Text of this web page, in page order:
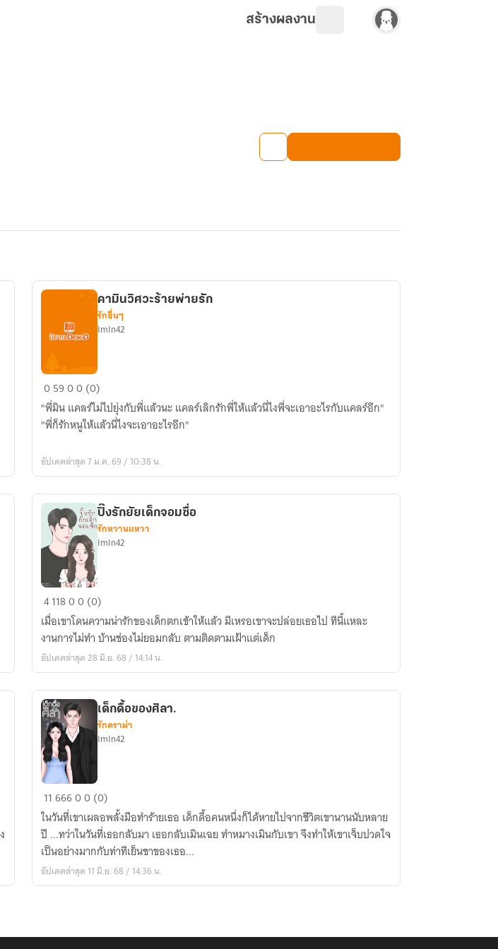
สร้างผลงาน
คา
มิ
นวิ
ศวะ
พ่าย
คามินวิศวะร้ายพ่ายรัก
รักอื่นๆ
ImIn42
05900 (0)
"พี่มิน แคลร์ไม่ไปยุ่งกับพี่แล้วนะ แคลร์เลิกรักพี่ให้แล้วนี่ไงพี่จะเอาอะไรกับแคลร์อีก"
"พี่ก็รักหนูให้แล้วนี่ไงจะเอาอะไรอีก"
อัปเดตล่าสุด 7 ม.ค. 69 / 10:38 น.
ปิ๊ง
รัก
ยัย
เด็ก
จอม
ปิ๊งรักยัยเด็กจอมซื่อ
รักหวานแหวว
ImIn42
411800 (0)
เมื่อเขาโดนความน่ารักของเด็กตกเข้าให้แล้ว มีเหรอเขาจะปล่อยเธอไป ทีนี้แหละ
งานการไม่ทำ บ้านช่องไม่ยอมกลับ ตามติดตามเฝ้าแต่เด็ก
อัปเดตล่าสุด 28 มิ.ย. 68 / 14:14 น.
เด็ก
ดื้อ
ของ
ศิลา.
เด็กดื้อของศิลา.
รักดราม่า
ImIn42
1166600 (0)
ในวันที่เขาเผลอพลั้งมือทำร้ายเธอ เด็กดื้อคนหนึ่งก็ได้หายไปจากชีวิตเขานานนับหลาย
ปี ...ทว่าในวันที่เธอกลับมา เธอกลับเมินเฉย ทำหมางเมินกับเขา จึงทำให้เขาเจ็บปวดใจ
เป็นอย่างมากกับท่าทีเย็นชาของเธอ...
อัปเดตล่าสุด 11 มิ.ย. 68 / 14:36 น.